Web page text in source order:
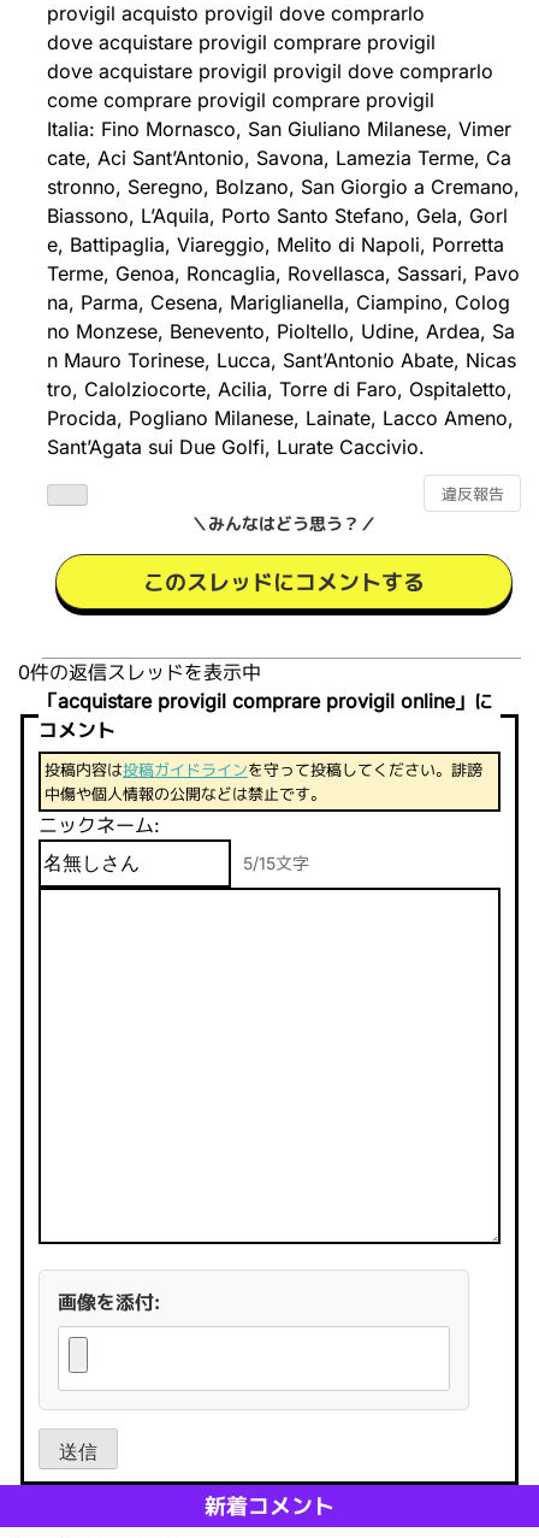
provigil acquisto provigil dove comprarlo
dove acquistare provigil comprare provigil
dove acquistare provigil provigil dove comprarlo
come comprare provigil comprare provigil
Italia: Fino Mornasco, San Giuliano Milanese, Vimer
cate, Aci Sant’Antonio, Savona, Lamezia Terme, Ca
stronno, Seregno, Bolzano, San Giorgio a Cremano,
Biassono, L’Aquila, Porto Santo Stefano, Gela, Gorl
e, Battipaglia, Viareggio, Melito di Napoli, Porretta
Terme, Genoa, Roncaglia, Rovellasca, Sassari, Pavo
na, Parma, Cesena, Mariglianella, Ciampino, Colog
no Monzese, Benevento, Pioltello, Udine, Ardea, Sa
n Mauro Torinese, Lucca, Sant’Antonio Abate, Nicas
tro, Calolziocorte, Acilia, Torre di Faro, Ospitaletto,
Procida, Pogliano Milanese, Lainate, Lacco Ameno,
Sant’Agata sui Due Golfi, Lurate Caccivio.
違反報告
＼みんなはどう思う？／
このスレッドにコメントする
0件の返信スレッドを表示中
「acquistare provigil comprare provigil online」に
コメント
投稿内容は投稿ガイドラインを守って投稿してください。誹謗
中傷や個人情報の公開などは禁止です。
ニックネーム:
5/15文字
画像を添付:
送信
新着コメント